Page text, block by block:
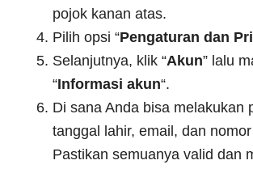
pojok kanan atas.
Pilih opsi “Pengaturan dan
Selanjutnya, klik “Akun” lalu
“Informasi akun“.
Di sana Anda bisa melakukan
tanggal lahir, email, dan
Pastikan semuanya valid dan